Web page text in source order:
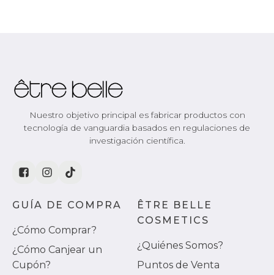
Nuestro objetivo principal es fabricar productos con
tecnología de vanguardia basados en regulaciones de
investigación científica.
GUÍA DE COMPRA
¿Cómo Comprar?
¿Cómo Canjear un
Cupón?
ÊTRE BELLE
COSMETICS
¿Quiénes Somos?
Puntos de Venta